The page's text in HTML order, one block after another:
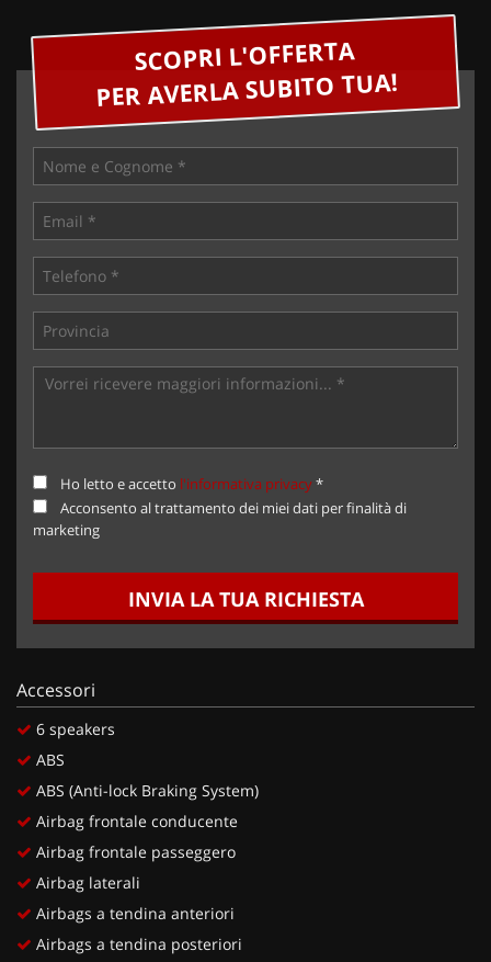
SCOPRI L'OFFERTA
PER AVERLA SUBITO TUA!
Ho letto e accetto l'informativa privacy*
Acconsento al trattamento dei miei dati per finalità di
marketing
INVIA LA TUA RICHIESTA
Accessori
6 speakers
ABS
ABS (Anti-lock Braking System)
Airbag frontale conducente
Airbag frontale passeggero
Airbag laterali
Airbags a tendina anteriori
Airbags a tendina posteriori